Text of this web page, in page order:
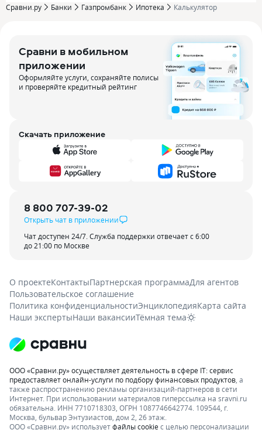
Сравни.ру Банки Газпромбанк Ипотека Калькулятор
Сравни в мобильном
приложении
Оформляйте услуги, сохраняйте полисы
и проверяйте кредитный рейтинг
Скачать приложение
8 800 707-39-02
Открыть чат в приложении
Чат доступен 24/7. Служба поддержки отвечает с 6:00
до 21:00 по Москве
О проектеКонтактыПартнерская программаДля агентов
Пользовательское соглашение
Политика конфиденциальностиЭнциклопедияКарта сайта
Наши экспертыНаши вакансииТёмная тема
ООО «Сравни.ру» осуществляет деятельность в сфере IT: сервис
предоставляет онлайн-услуги по подбору финансовых продуктов , а
также распространению рекламы организаций-партнеров в сети
Интернет. При использовании материалов гиперссылка на sravni.ru
обязательна. ИНН 7710718303, ОГРН 1087746642774. 109544, г.
Москва, бульвар Энтузиастов, дом 2, 26 этаж.
ООО «Сравни.ру» используетфайлы cookieс целью персонализации